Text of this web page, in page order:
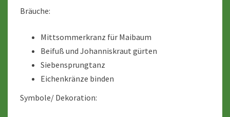
Bräuche:
Mittsommerkranz für Maibaum
Beifuß und Johanniskraut gürten
Siebensprungtanz
Eichenkränze binden
Symbole/ Dekoration: